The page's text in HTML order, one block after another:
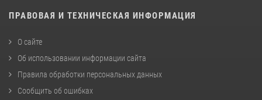
ПРАВОВАЯ И ТЕХНИЧЕСКАЯ ИНФОРМАЦИЯ
О сайте
Об использовании информации сайта
Правила обработки персональных данных
Сообщить об ошибках